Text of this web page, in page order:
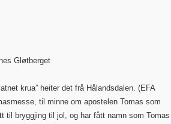
Gløtberget
krua” heiter det frå Hålandsdalen. (EFA
til minne om apostelen Tomas som
til bryggjing til jol, og har fått namn som Tomas